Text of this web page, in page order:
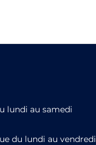
lundi au samedi
du lundi au vendredi